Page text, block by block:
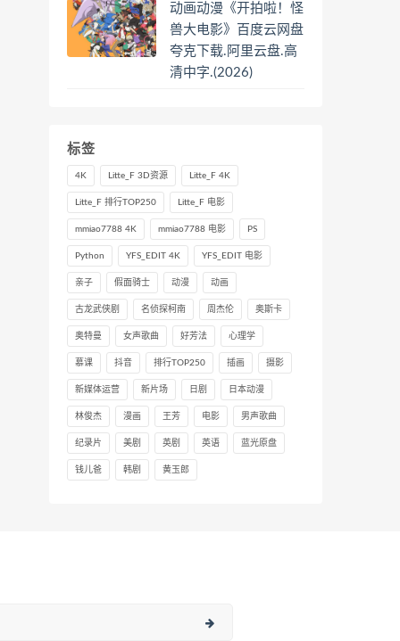
动画动漫《开拍啦！怪
兽大电影》百度云网盘
夸克下载.阿里云盘.高
清中字.(2026)
标签
4K Litte_F 3D资源 Litte_F 4K
Litte_F 排行TOP250 Litte_F 电影
mmiao7788 4K mmiao7788 电影 PS
Python YFS_EDIT 4K YFS_EDIT 电影
亲子 假面骑士 动漫 动画
古龙武侠剧 名侦探柯南 周杰伦 奥斯卡
奥特曼 女声歌曲 好芳法 心理学
慕课 抖音 排行TOP250 插画 摄影
新媒体运营 新片场 日剧 日本动漫
林俊杰 漫画 王芳 电影 男声歌曲
纪录片 美剧 英剧 英语 蓝光原盘
钱儿爸 韩剧 黄玉郎